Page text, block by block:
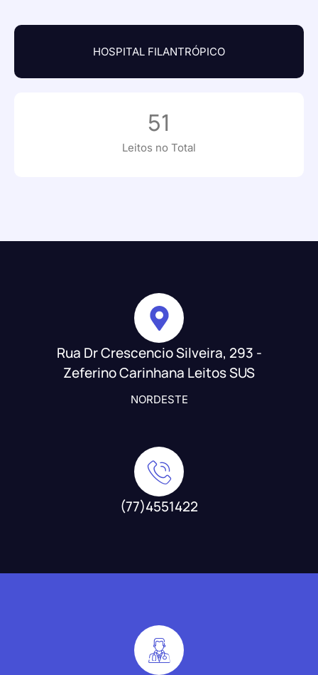
HOSPITAL FILANTRÓPICO
Leitos no Total
51
Rua Dr Crescencio Silveira, 293 -
Zeferino Carinhana Leitos SUS
NORDESTE
(77)4551422